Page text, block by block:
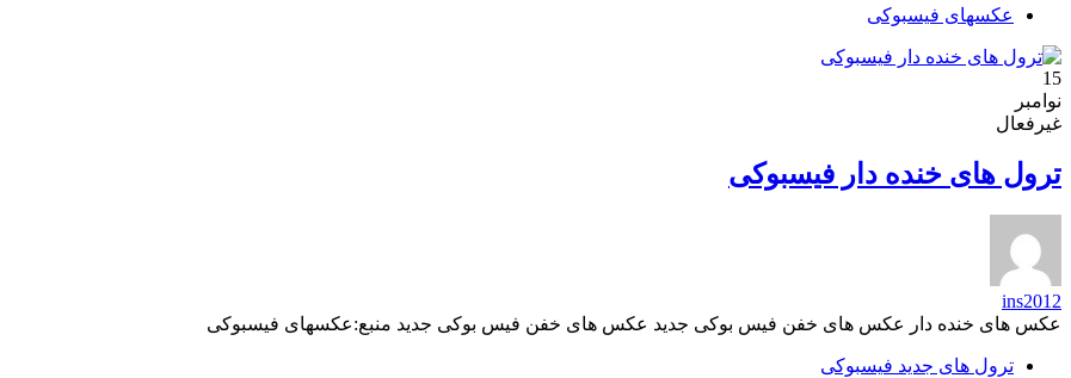
عکسهای فیسبوکی
15
نوامبر
غیرفعال
ترول های خنده دار فیسبوکی
ins2012
عکس های خنده دار عکس های خفن فیس بوکی جدید عکس های خفن فیس بوکی جدید منبع:عکسهای فیسبوکی
ترول های جدید فیسبوکی